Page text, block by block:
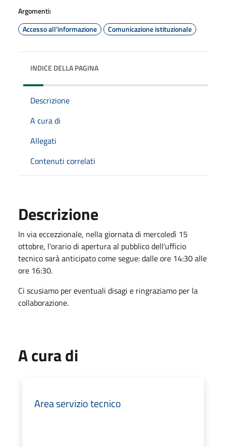
Argomenti:
Accesso all'informazione
Comunicazione istituzionale
INDICE DELLA PAGINA
Descrizione
A cura di
Allegati
Contenuti correlati
Descrizione
In via eccezzionale, nella giornata di mercoledì 15
ottobre, l'orario di apertura al pubblico dell'ufficio
tecnico sarà anticipato come segue: dalle ore 14:30 alle
ore 16:30.
Ci scusiamo per eventuali disagi e ringraziamo per la
collaborazione.
A cura di
Area servizio tecnico